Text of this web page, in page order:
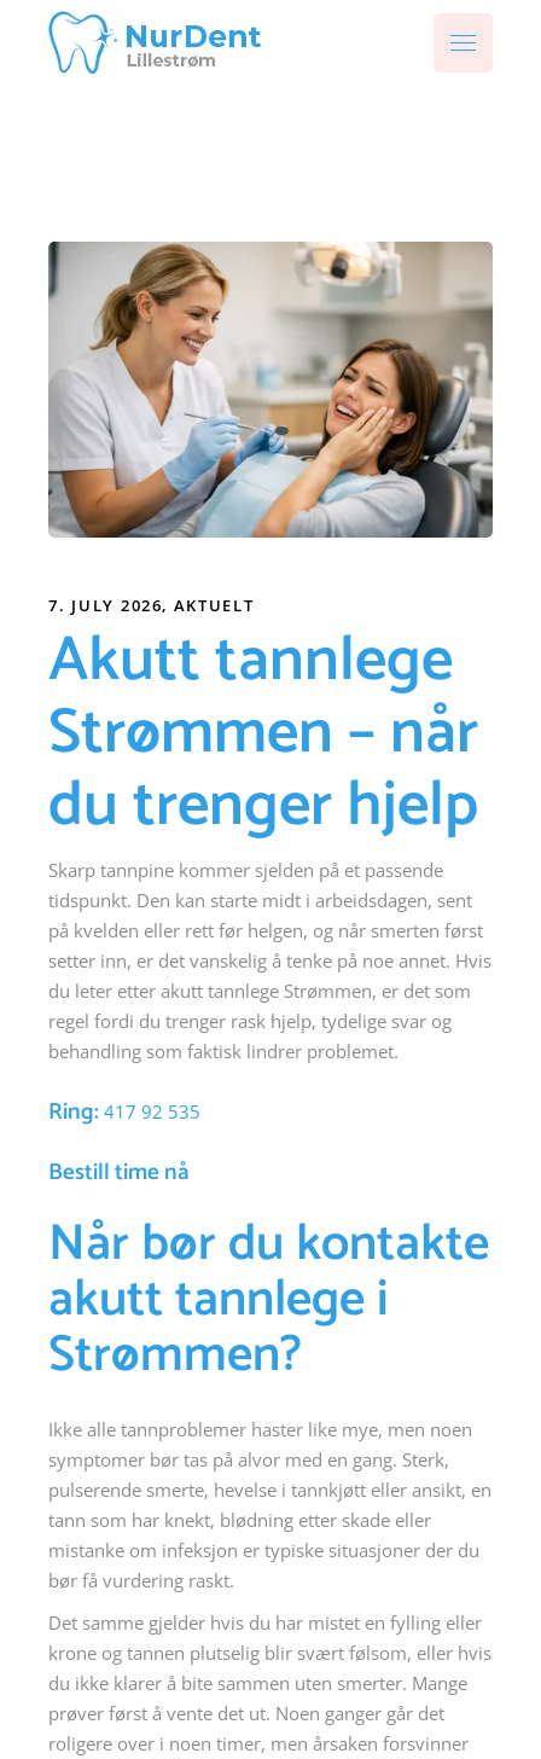
7. JULY 2026 AKTUELT
Akutt tannlege
Strømmen – når
du trenger hjelp
Skarp tannpine kommer sjelden på et passende
tidspunkt. Den kan starte midt i arbeidsdagen, sent
på kvelden eller rett før helgen, og når smerten først
setter inn, er det vanskelig å tenke på noe annet. Hvis
du leter etter akutt tannlege Strømmen, er det som
regel fordi du trenger rask hjelp, tydelige svar og
behandling som faktisk lindrer problemet.
Ring:417 92 535
Bestill time nå
Når bør du kontakte
akutt tannlege i
Strømmen?
Ikke alle tannproblemer haster like mye, men noen
symptomer bør tas på alvor med en gang. Sterk,
pulserende smerte, hevelse i tannkjøtt eller ansikt, en
tann som har knekt, blødning etter skade eller
mistanke om infeksjon er typiske situasjoner der du
bør få vurdering raskt.
Det samme gjelder hvis du har mistet en fylling eller
krone og tannen plutselig blir svært følsom, eller hvis
du ikke klarer å bite sammen uten smerter. Mange
prøver først å vente det ut. Noen ganger går det
roligere over i noen timer, men årsaken forsvinner